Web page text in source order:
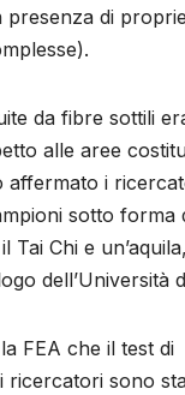
presenza di
da fibre sottili
alle aree
affermato i
sotto forma
Tai Chi e
dell’Università
FEA che il test di
ricercatori sono